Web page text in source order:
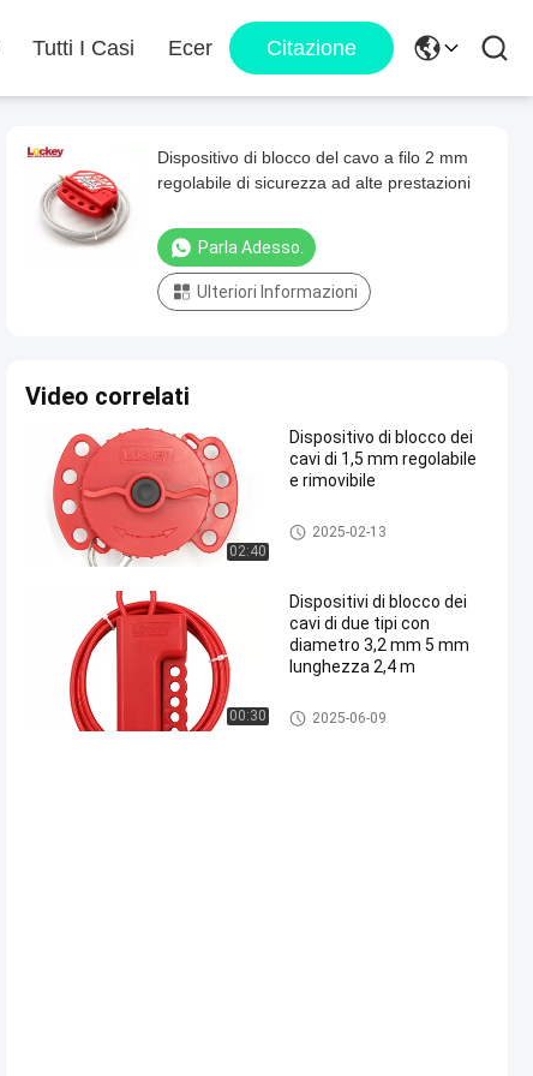
Tutti I Casi Ecer Citazione
Dispositivo di blocco del cavo a filo 2 mm
regolabile di sicurezza ad alte prestazioni
Parla Adesso.
Ulteriori Informazioni
Video correlati
02:40
Dispositivo di blocco dei
cavi di 1,5 mm regolabile
e rimovibile
Dispositivo di blocco del cavo
2025-02-13
00:30
Dispositivi di blocco dei
cavi di due tipi con
diametro 3,2 mm 5 mm
lunghezza 2,4 m
Dispositivo di blocco del cavo
2025-06-09